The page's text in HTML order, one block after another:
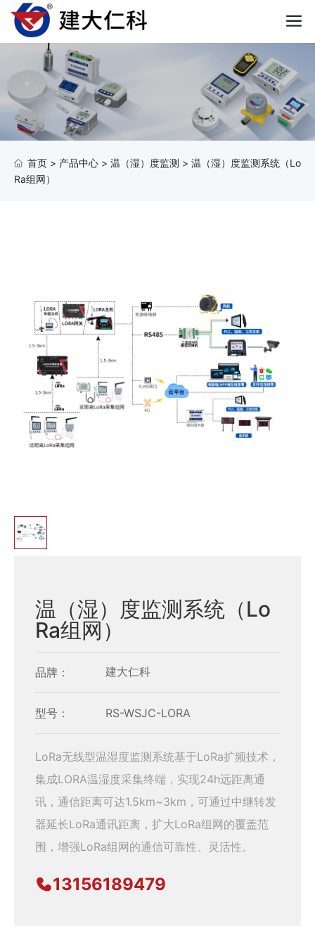
首页 > 产品中心 > 温（湿）度监测 > 温（湿）度监测系统（Lo
Ra组网）
温（湿）度监测系统（Lo
Ra组网）
品牌： 建大仁科
型号： RS-WSJC-LORA
LoRa无线型温湿度监测系统基于LoRa扩频技术，
集成LORA温湿度采集终端，实现24h远距离通
讯，通信距离可达1.5km~3km，可通过中继转发
器延长LoRa通讯距离，扩大LoRa组网的覆盖范
围，增强LoRa组网的通信可靠性、灵活性。
13156189479